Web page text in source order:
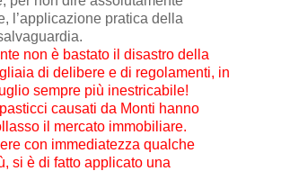
l’applicazione pratica della
non è bastato il disastro della
di delibere e di regolamenti, in
sempre più inestricabile!
causati da Monti hanno
il mercato immobiliare.
con immediatezza qualche
si è di fatto applicato una